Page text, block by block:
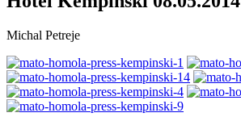
Michal Petreje